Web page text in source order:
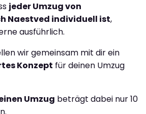
jeder Umzug von
Naestved individuell ist,
ausführlich.
wir gemeinsam mit dir ein
Konzept für deinen Umzug
Umzug beträgt dabei nur 10